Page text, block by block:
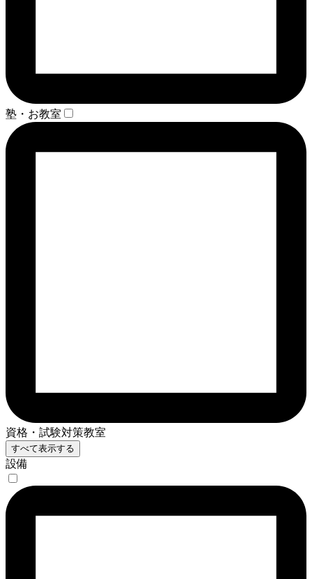
塾・お教室
資格・試験対策教室
すべて表示する
設備